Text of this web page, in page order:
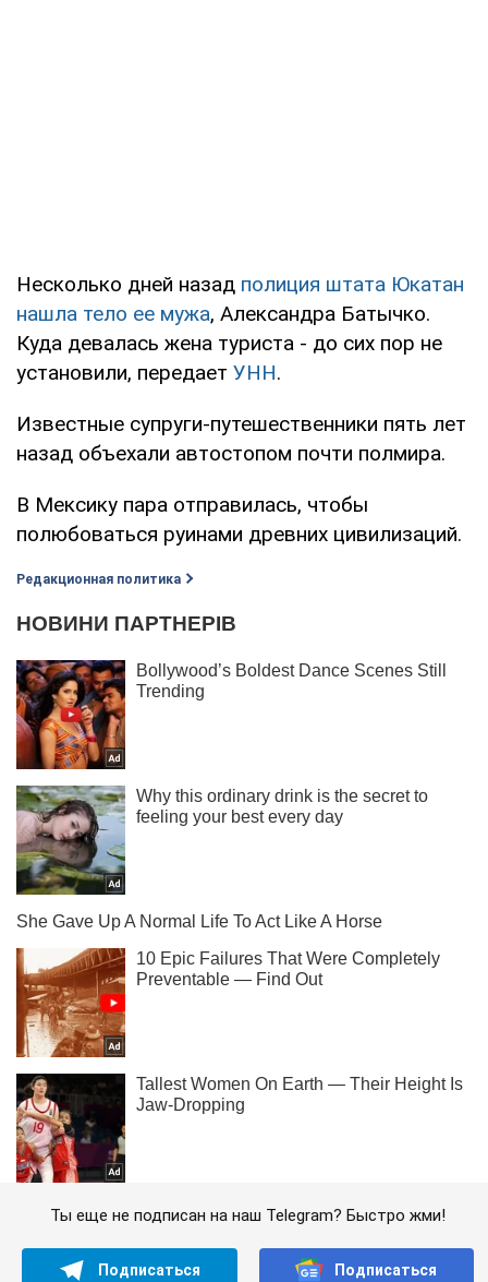
Несколько дней назад полиция штата Юкатан
нашла тело ее мужа, Александра Батычко.
Куда девалась жена туриста - до сих пор не
установили, передает УНН.
Известные супруги-путешественники пять лет
назад объехали автостопом почти полмира.
В Мексику пара отправилась, чтобы
полюбоваться руинами древних цивилизаций.
Редакционная политика
Ты еще не подписан на наш Telegram? Быстро жми!
Подписаться Подписаться